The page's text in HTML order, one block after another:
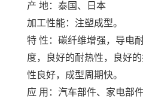
产 地：泰国、日本
加工性能：注塑成型。
特 性：碳纤维增强，导电
度，良好的耐热性，良好
性良好，成型周期快。
应 用：汽车部件、家电部